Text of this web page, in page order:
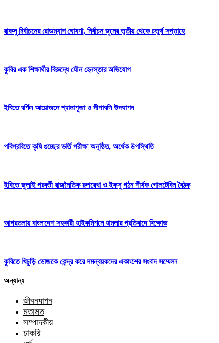
রাকসু নির্বাচনের রোডম্যাপ ঘোষণা, নির্বাচন জুনের তৃতীয় থেকে চতুর্থ সপ্তাহে
কুবির এক শিক্ষার্থীর বিরুদ্ধে যৌন হেনস্তার অভিযোগ
ইবিতে বর্ণিল আয়োজনে শ্যামাপূজা ও দীপাবলি উদযাপন
পবিপ্রবিতে কৃষি গুচ্ছের ভর্তি পরীক্ষা অনুষ্ঠিত, অর্ধেক উপস্থিতি
ইবিতে জুলাই পরবর্তী রাজনৈতিক রুপরেখা ও ইকসু গঠন শীর্ষক গোলটেবিল বৈঠক
আগরতলায় বাংলাদেশ সহকারী হাইকমিশনে হামলার প্রতিবাদে বিক্ষোভ
কুবিতে খিচুড়ি ভোজকে কেন্দ্র করে সমন্বয়কদের একাংশের সংবাদ সম্মেলন
অন্যান্য
জীবনযাপন
মতামত
সম্পাদকীয়
চাকরি